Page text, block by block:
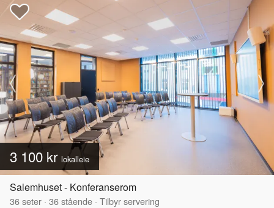
3 100 kr lokalleie
Salemhuset - Konferanserom
36seter · 36stående · Tilbyr servering